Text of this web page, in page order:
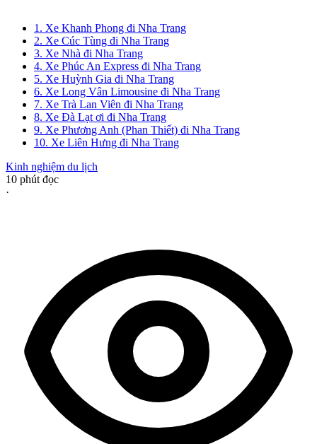
1. Xe Khanh Phong đi Nha Trang
2. Xe Cúc Tùng đi Nha Trang
3. Xe Nhà đi Nha Trang
4. Xe Phúc An Express đi Nha Trang
5. Xe Huỳnh Gia đi Nha Trang
6. Xe Long Vân Limousine đi Nha Trang
7. Xe Trà Lan Viên đi Nha Trang
8. Xe Đà Lạt ơi đi Nha Trang
9. Xe Phương Anh (Phan Thiết) đi Nha Trang
10. Xe Liên Hưng đi Nha Trang
Kinh nghiệm du lịch
10 phút đọc
·